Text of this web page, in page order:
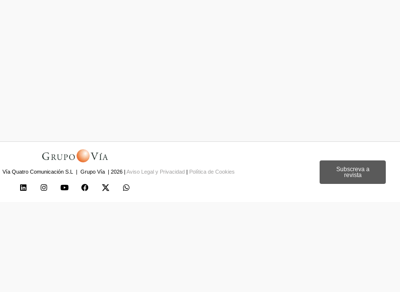
Quatro Comunicación S.L | Grupo Vía | 2026 | Aviso Legal y Privacidad | Política de Cookies
Subscreva a
revista